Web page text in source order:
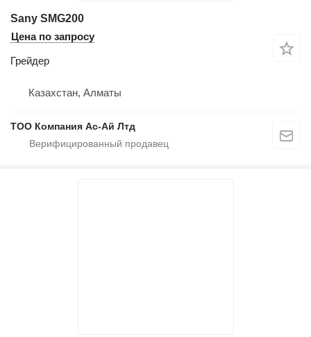
Sany SMG200
Цена по запросу
Грейдер
Казахстан, Алматы
ТОО Компания Ас-Ай Лтд